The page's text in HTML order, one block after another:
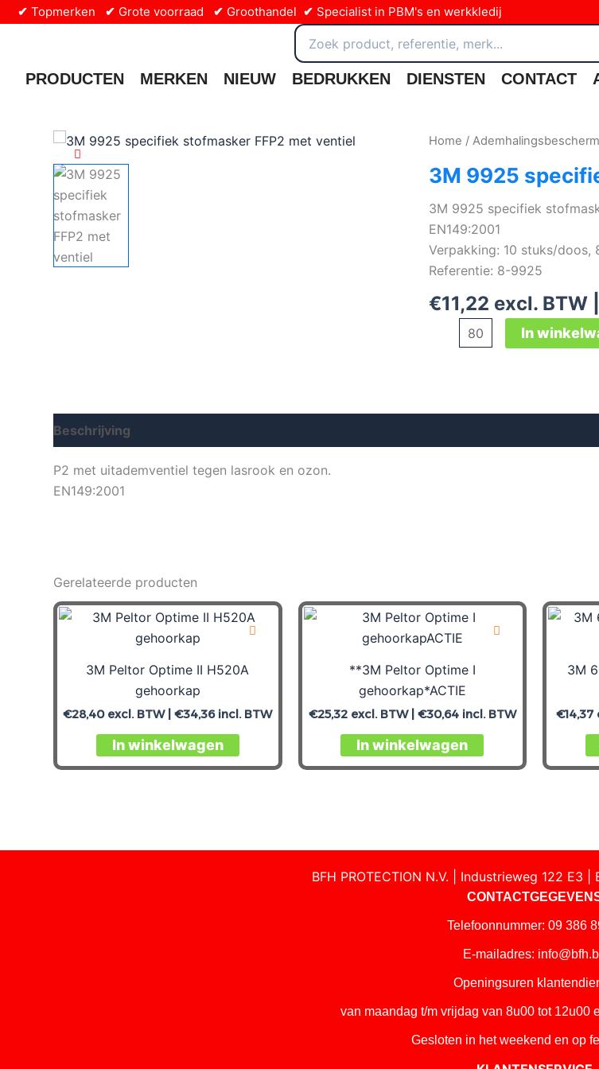
inhoud
✔ Topmerken ✔ Grote voorraad ✔ Groothandel ✔ Specialist in PBM's en werkkledij
Zoeken
naar:
PRODUCTEN MERKEN NIEUW BEDRUKKEN DIENSTEN CONTACT
Home /
3M 9925
3M 9925 specifiek
EN149:2001
Verpakking: 10 stuks/doos,
Referentie: 8-9925
€11,22 excl. BTW |
9925
FFP2
ventiel
In
Beschrijving
P2 met uitademventiel tegen lasrook en ozon.
EN149:2001
Gerelateerde producten
3M Peltor Optime II H520A
gehoorkap
€28,40excl. BTW |€34,36incl. BTW
In winkelwagen
**3M Peltor Optime I
gehoorkap*ACTIE
€25,32excl. BTW | €30,64incl. BTW
In winkelwagen
3M
€14,37
BFH PROTECTION N.V. | Industrieweg 122 E3
Telefoonnummer: 09 386
E-mailadres:
Openingsuren
van maandag t/m vrijdag van 8u00 tot 12u00
Gesloten in het weekend en op